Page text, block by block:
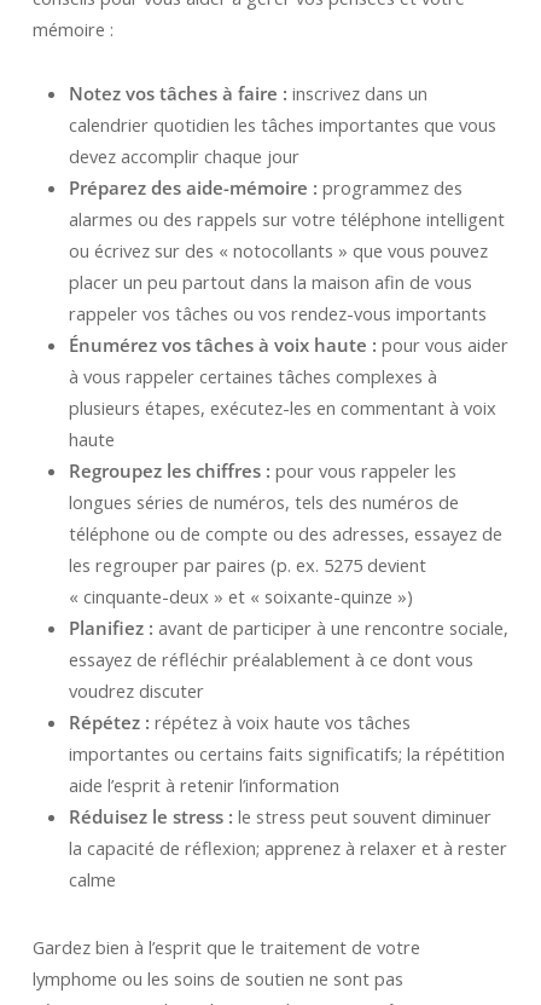
mémoire :
Notez vos tâches à faire : inscrivez dans un
calendrier quotidien les tâches importantes que vous
devez accomplir chaque jour
Préparez des aide-mémoire : programmez des
alarmes ou des rappels sur votre téléphone intelligent
ou écrivez sur des « notocollants » que vous pouvez
placer un peu partout dans la maison afin de vous
rappeler vos tâches ou vos rendez-vous importants
Énumérez vos tâches à voix haute : pour vous aider
à vous rappeler certaines tâches complexes à
plusieurs étapes, exécutez-les en commentant à voix
haute
Regroupez les chiffres : pour vous rappeler les
longues séries de numéros, tels des numéros de
téléphone ou de compte ou des adresses, essayez de
les regrouper par paires (p. ex. 5275 devient
« cinquante-deux » et « soixante-quinze »)
Planifiez : avant de participer à une rencontre sociale,
essayez de réfléchir préalablement à ce dont vous
voudrez discuter
Répétez : répétez à voix haute vos tâches
importantes ou certains faits significatifs; la répétition
aide l’esprit à retenir l’information
Réduisez le stress : le stress peut souvent diminuer
la capacité de réflexion; apprenez à relaxer et à rester
calme
Gardez bien à l’esprit que le traitement de votre
lymphome ou les soins de soutien ne sont pas